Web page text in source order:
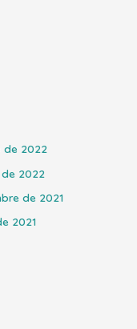
de 2022
2022
de 2021
2021